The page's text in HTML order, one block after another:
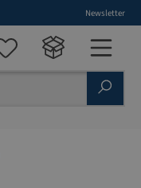
Newsletter